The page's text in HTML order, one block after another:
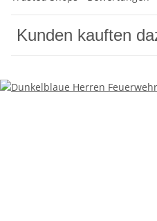
Kunden kauften